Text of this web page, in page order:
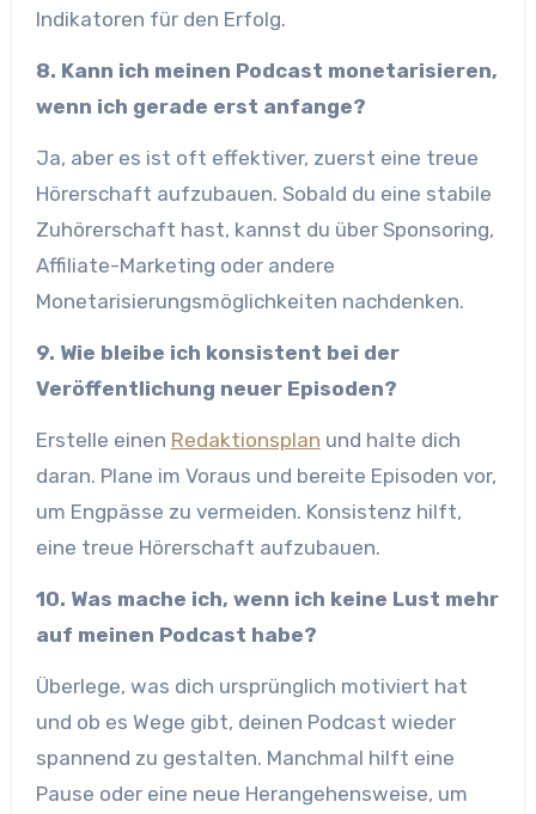
Indikatoren für den Erfolg.
8. Kann ich meinen Podcast monetarisieren,
wenn ich gerade erst anfange?
Ja, aber es ist oft effektiver, zuerst eine treue
Hörerschaft aufzubauen. Sobald du eine stabile
Zuhörerschaft hast, kannst du über Sponsoring,
Affiliate-Marketing oder andere
Monetarisierungsmöglichkeiten nachdenken.
9. Wie bleibe ich konsistent bei der
Veröffentlichung neuer Episoden?
Erstelle einen Redaktionsplan und halte dich
daran. Plane im Voraus und bereite Episoden vor,
um Engpässe zu vermeiden. Konsistenz hilft,
eine treue Hörerschaft aufzubauen.
10. Was mache ich, wenn ich keine Lust mehr
auf meinen Podcast habe?
Überlege, was dich ursprünglich motiviert hat
und ob es Wege gibt, deinen Podcast wieder
spannend zu gestalten. Manchmal hilft eine
Pause oder eine neue Herangehensweise, um